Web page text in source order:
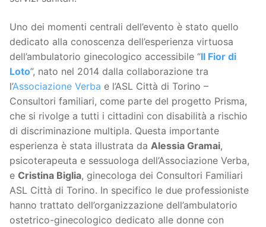
Uno dei momenti centrali dell’evento è stato quello
dedicato alla conoscenza dell’esperienza virtuosa
dell’ambulatorio ginecologico accessibile “Il Fior di
Loto”, nato nel 2014 dalla collaborazione tra
l’Associazione Verba e l’ASL Città di Torino –
Consultori familiari, come parte del progetto Prisma,
che si rivolge a tutti i cittadini con disabilità a rischio
di discriminazione multipla. Questa importante
esperienza è stata illustrata da Alessia Gramai,
psicoterapeuta e sessuologa dell’Associazione Verba,
e Cristina Biglia, ginecologa dei Consultori Familiari
ASL Città di Torino. In specifico le due professioniste
hanno trattato dell’organizzazione dell’ambulatorio
ostetrico-ginecologico dedicato alle donne con